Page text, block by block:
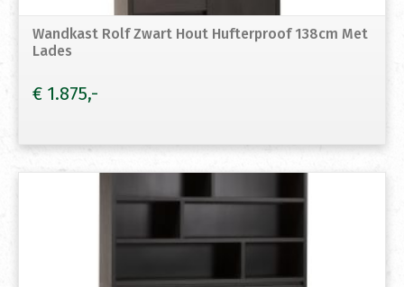
Wandkast Rolf Zwart Hout Hufterproof 138cm Met
Lades
€ 1.875